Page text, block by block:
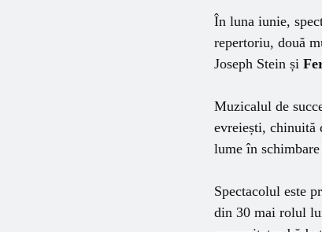
În luna iunie,
repertoriu, două
Joseph Stein și
Muzicalul de
evreiești, chinuită
lume în
Spectacolul este
din 30 mai rolul